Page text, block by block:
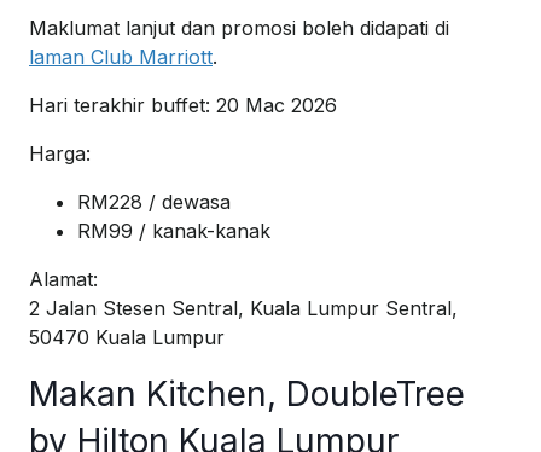
Maklumat lanjut dan promosi boleh didapati di
laman Club Marriott.
Hari terakhir buffet: 20 Mac 2026
Harga:
RM228 / dewasa
RM99 / kanak-kanak
Alamat:
2 Jalan Stesen Sentral, Kuala Lumpur Sentral,
50470 Kuala Lumpur
Makan Kitchen, DoubleTree
by Hilton Kuala Lumpur